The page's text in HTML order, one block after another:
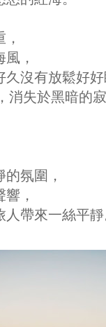
，
久沒有放鬆好
消失於黑暗的
氛圍，
，
人帶來一絲平